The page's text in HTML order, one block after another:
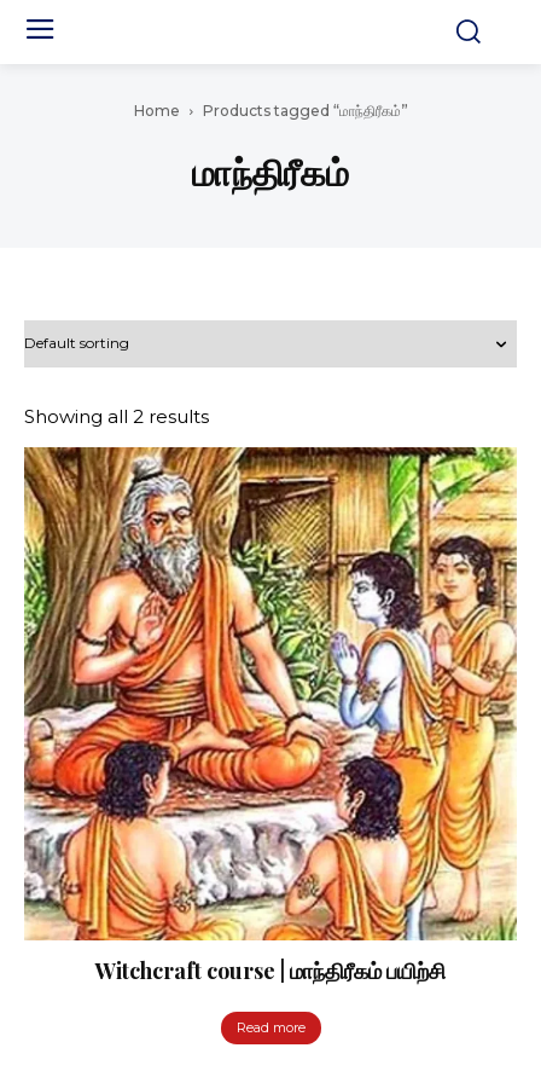
Home Products tagged “மாந்திரீகம்”
மாந்திரீகம்
Showing all 2 results
Witchcraft course | மாந்திரீகம் பயிற்சி
Read more